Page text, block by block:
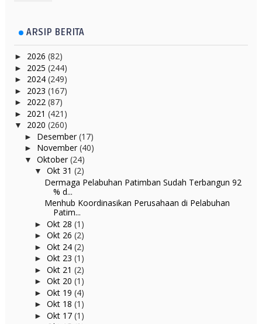
ARSIP BERITA
► 2026 (82)
► 2025 (244)
► 2024 (249)
► 2023 (167)
► 2022 (87)
► 2021 (421)
▼ 2020 (260)
► Desember(17)
► November(40)
▼ Oktober(24)
▼ Okt 31 (2)
Dermaga Pelabuhan Patimban Sudah Terbangun 92
% d...
Menhub Koordinasikan Perusahaan di Pelabuhan
Patim...
► Okt 28 (1)
► Okt 26 (2)
► Okt 24 (2)
► Okt 23 (1)
► Okt 21 (2)
► Okt 20 (1)
► Okt 19 (4)
► Okt 18 (1)
► Okt 17 (1)